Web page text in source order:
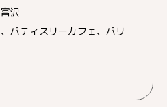
沢
パティスリーカフェ、パリ